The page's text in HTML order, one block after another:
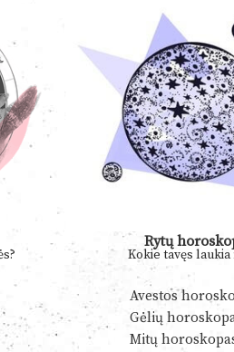
Rytų
Kokie tavęs laukia
Avestos
Gėlių
Mitų